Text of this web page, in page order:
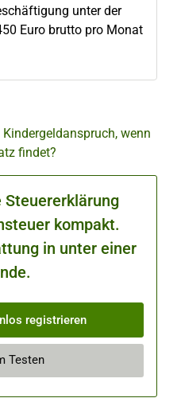
unter der
Euro brutto pro Monat
wenn
findet?
Steuererklärung
kompakt.
in unter einer
registrieren
Testen